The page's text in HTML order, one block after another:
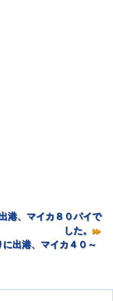
港、マイカ８０パイで
した。
出港、マイカ４０～